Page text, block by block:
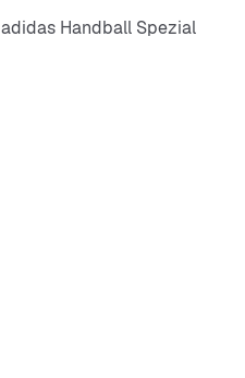
adidas Handball Spezial